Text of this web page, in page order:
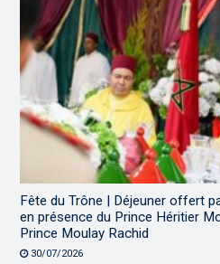
Fête du Trône | Déjeuner offert
en présence du Prince Héritier
Prince Moulay Rachid
30/07/2026